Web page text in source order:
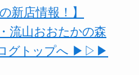
新店情報！】
流山おおたかの森
グトップへ ▶︎▷▶︎